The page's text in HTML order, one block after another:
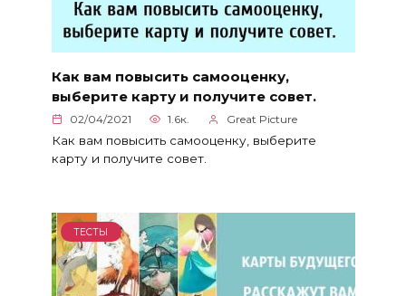
Как вам повысить самооценку,
выберите карту и получите совет.
02/04/2021 1.6к. Great Picture
Как вам повысить самооценку, выберите
карту и получите совет.
ТЕСТЫ